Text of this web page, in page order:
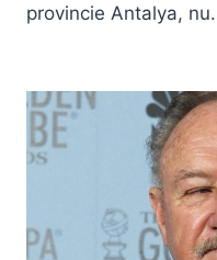
provincie Antalya,